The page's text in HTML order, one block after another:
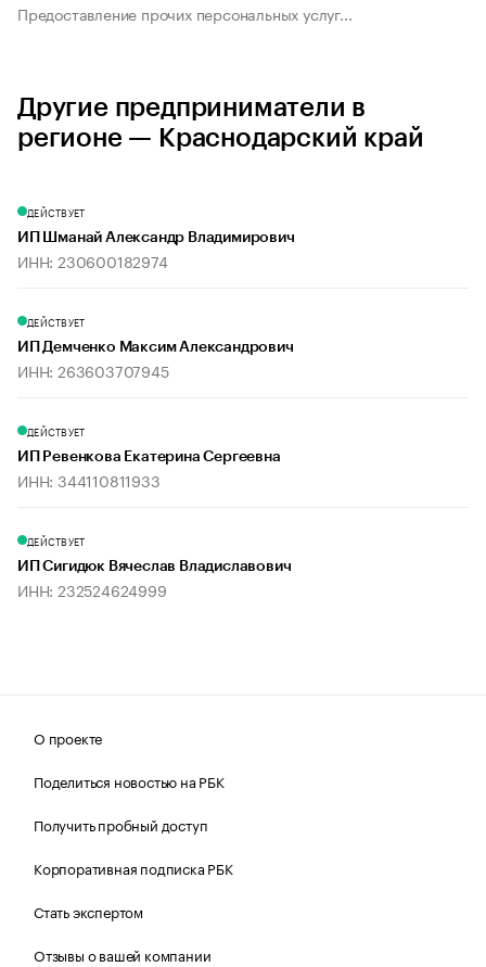
Предоставление прочих персональных услуг...
Другие предприниматели в
регионе — Краснодарский край
ДЕЙСТВУЕТ
ИП Шманай Александр Владимирович
ИНН: 230600182974
ДЕЙСТВУЕТ
ИП Демченко Максим Александрович
ИНН: 263603707945
ДЕЙСТВУЕТ
ИП Ревенкова Екатерина Сергеевна
ИНН: 344110811933
ДЕЙСТВУЕТ
ИП Сигидюк Вячеслав Владиславович
ИНН: 232524624999
О проекте
Поделиться новостью на РБК
Получить пробный доступ
Корпоративная подписка РБК
Стать экспертом
Отзывы о вашей компании